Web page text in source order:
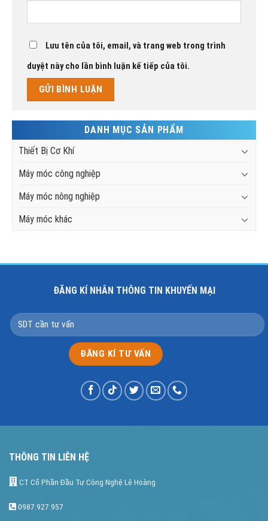
Lưu tên của tôi, email, và trang web trong trình
duyệt này cho lần bình luận kế tiếp của tôi.
DANH MỤC SẢN PHẨM
Thiết Bị Cơ Khí
Máy móc công nghiệp
Máy móc nông nghiệp
Máy móc khác
ĐĂNG KÍ NHÂN THÔNG TIN KHUYẾN MẠI
THÔNG TIN LIÊN HỆ
CT Cổ Phần Đầu Tư Công Nghệ Lê Hoàng
0987.927.957